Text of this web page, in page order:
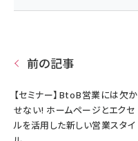
前の記事
【セミナー】BtoB営業には欠か
せない! ホームページとエクセ
ルを活用した新しい営業スタイ